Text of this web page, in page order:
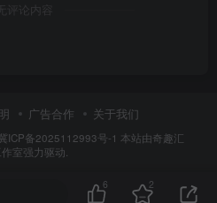
评论内容
广告合作 关于我们
冀ICP备2025112993号-1 本站由奇趣汇
室强力驱动.
6 2